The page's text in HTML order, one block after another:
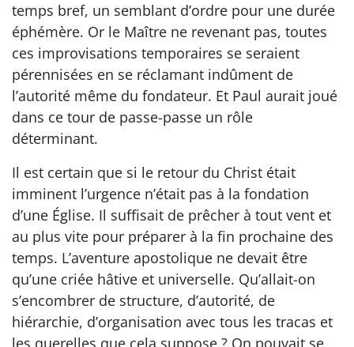
temps bref, un semblant d’ordre pour une durée
éphémère. Or le Maître ne revenant pas, toutes
ces improvisations temporaires se seraient
pérennisées en se réclamant indûment de
l’autorité même du fondateur. Et Paul aurait joué
dans ce tour de passe-passe un rôle
déterminant.
Il est certain que si le retour du Christ était
imminent l’urgence n’était pas à la fondation
d’une Église. Il suffisait de prêcher à tout vent et
au plus vite pour préparer à la fin prochaine des
temps. L’aventure apostolique ne devait être
qu’une criée hâtive et universelle. Qu’allait-on
s’encombrer de structure, d’autorité, de
hiérarchie, d’organisation avec tous les tracas et
les querelles que cela suppose ? On pouvait se